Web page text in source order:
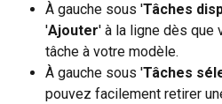
À gauche sous 'Tâches
'Ajouter' à la ligne dès que
tâche à votre modèle.
À gauche sous 'Tâches
pouvez facilement retirer